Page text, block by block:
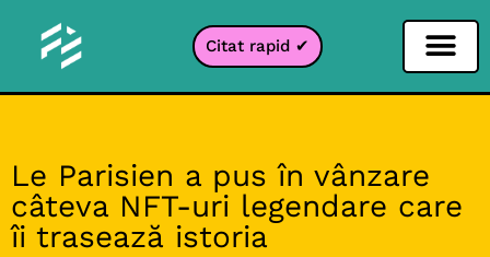
Citat rapid ✔
Le Parisien a pus în vânzare
câteva NFT-uri legendare care
îi trasează istoria